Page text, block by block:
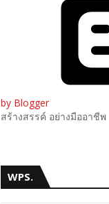
by Blogger
สร้างสรรค์ อย่างมืออาชีพ
WPS.